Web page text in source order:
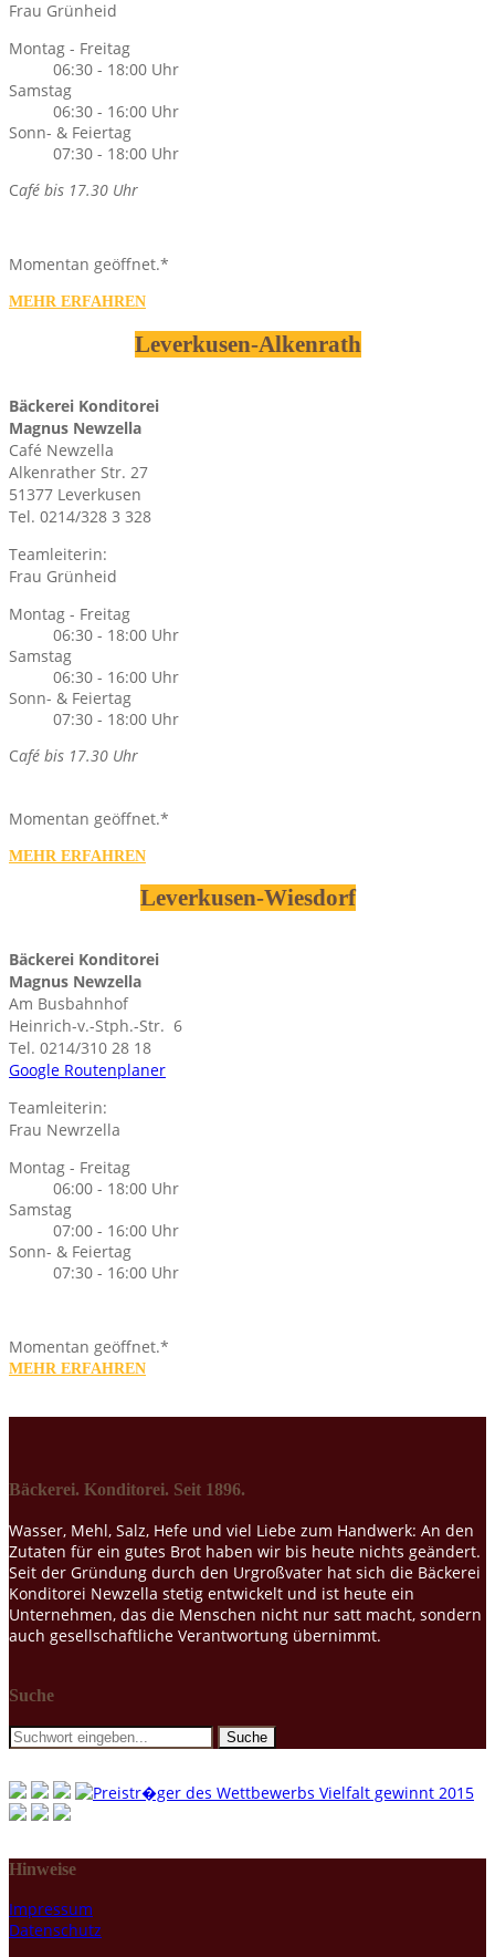
Frau Grünheid
Montag - Freitag
06:30 - 18:00 Uhr
Samstag
06:30 - 16:00 Uhr
Sonn- & Feiertag
07:30 - 18:00 Uhr
Café bis 17.30 Uhr
Momentan geöffnet.*
MEHR ERFAHREN
Leverkusen-Alkenrath
Bäckerei Konditorei
Magnus Newzella
Café Newzella
Alkenrather Str. 27
51377 Leverkusen
Tel. 0214/328 3 328
Teamleiterin:
Frau Grünheid
Montag - Freitag
06:30 - 18:00 Uhr
Samstag
06:30 - 16:00 Uhr
Sonn- & Feiertag
07:30 - 18:00 Uhr
Café bis 17.30 Uhr
Momentan geöffnet.*
MEHR ERFAHREN
Leverkusen-Wiesdorf
Bäckerei Konditorei
Magnus Newzella
Am Busbahnhof
Heinrich-v.-Stph.-Str. 6
Tel. 0214/310 28 18
Google Routenplaner
Teamleiterin:
Frau Newrzella
Montag - Freitag
06:00 - 18:00 Uhr
Samstag
07:00 - 16:00 Uhr
Sonn- & Feiertag
07:30 - 16:00 Uhr
Momentan geöffnet.*
MEHR ERFAHREN
Bäckerei. Konditorei. Seit 1896.
Wasser, Mehl, Salz, Hefe und viel Liebe zum Handwerk: An den
Zutaten für ein gutes Brot haben wir bis heute nichts geändert.
Seit der Gründung durch den Urgroßvater hat sich die Bäckerei
Konditorei Newzella stetig entwickelt und ist heute ein
Unternehmen, das die Menschen nicht nur satt macht, sondern
auch gesellschaftliche Verantwortung übernimmt.
Suche
Hinweise
Impressum
Datenschutz